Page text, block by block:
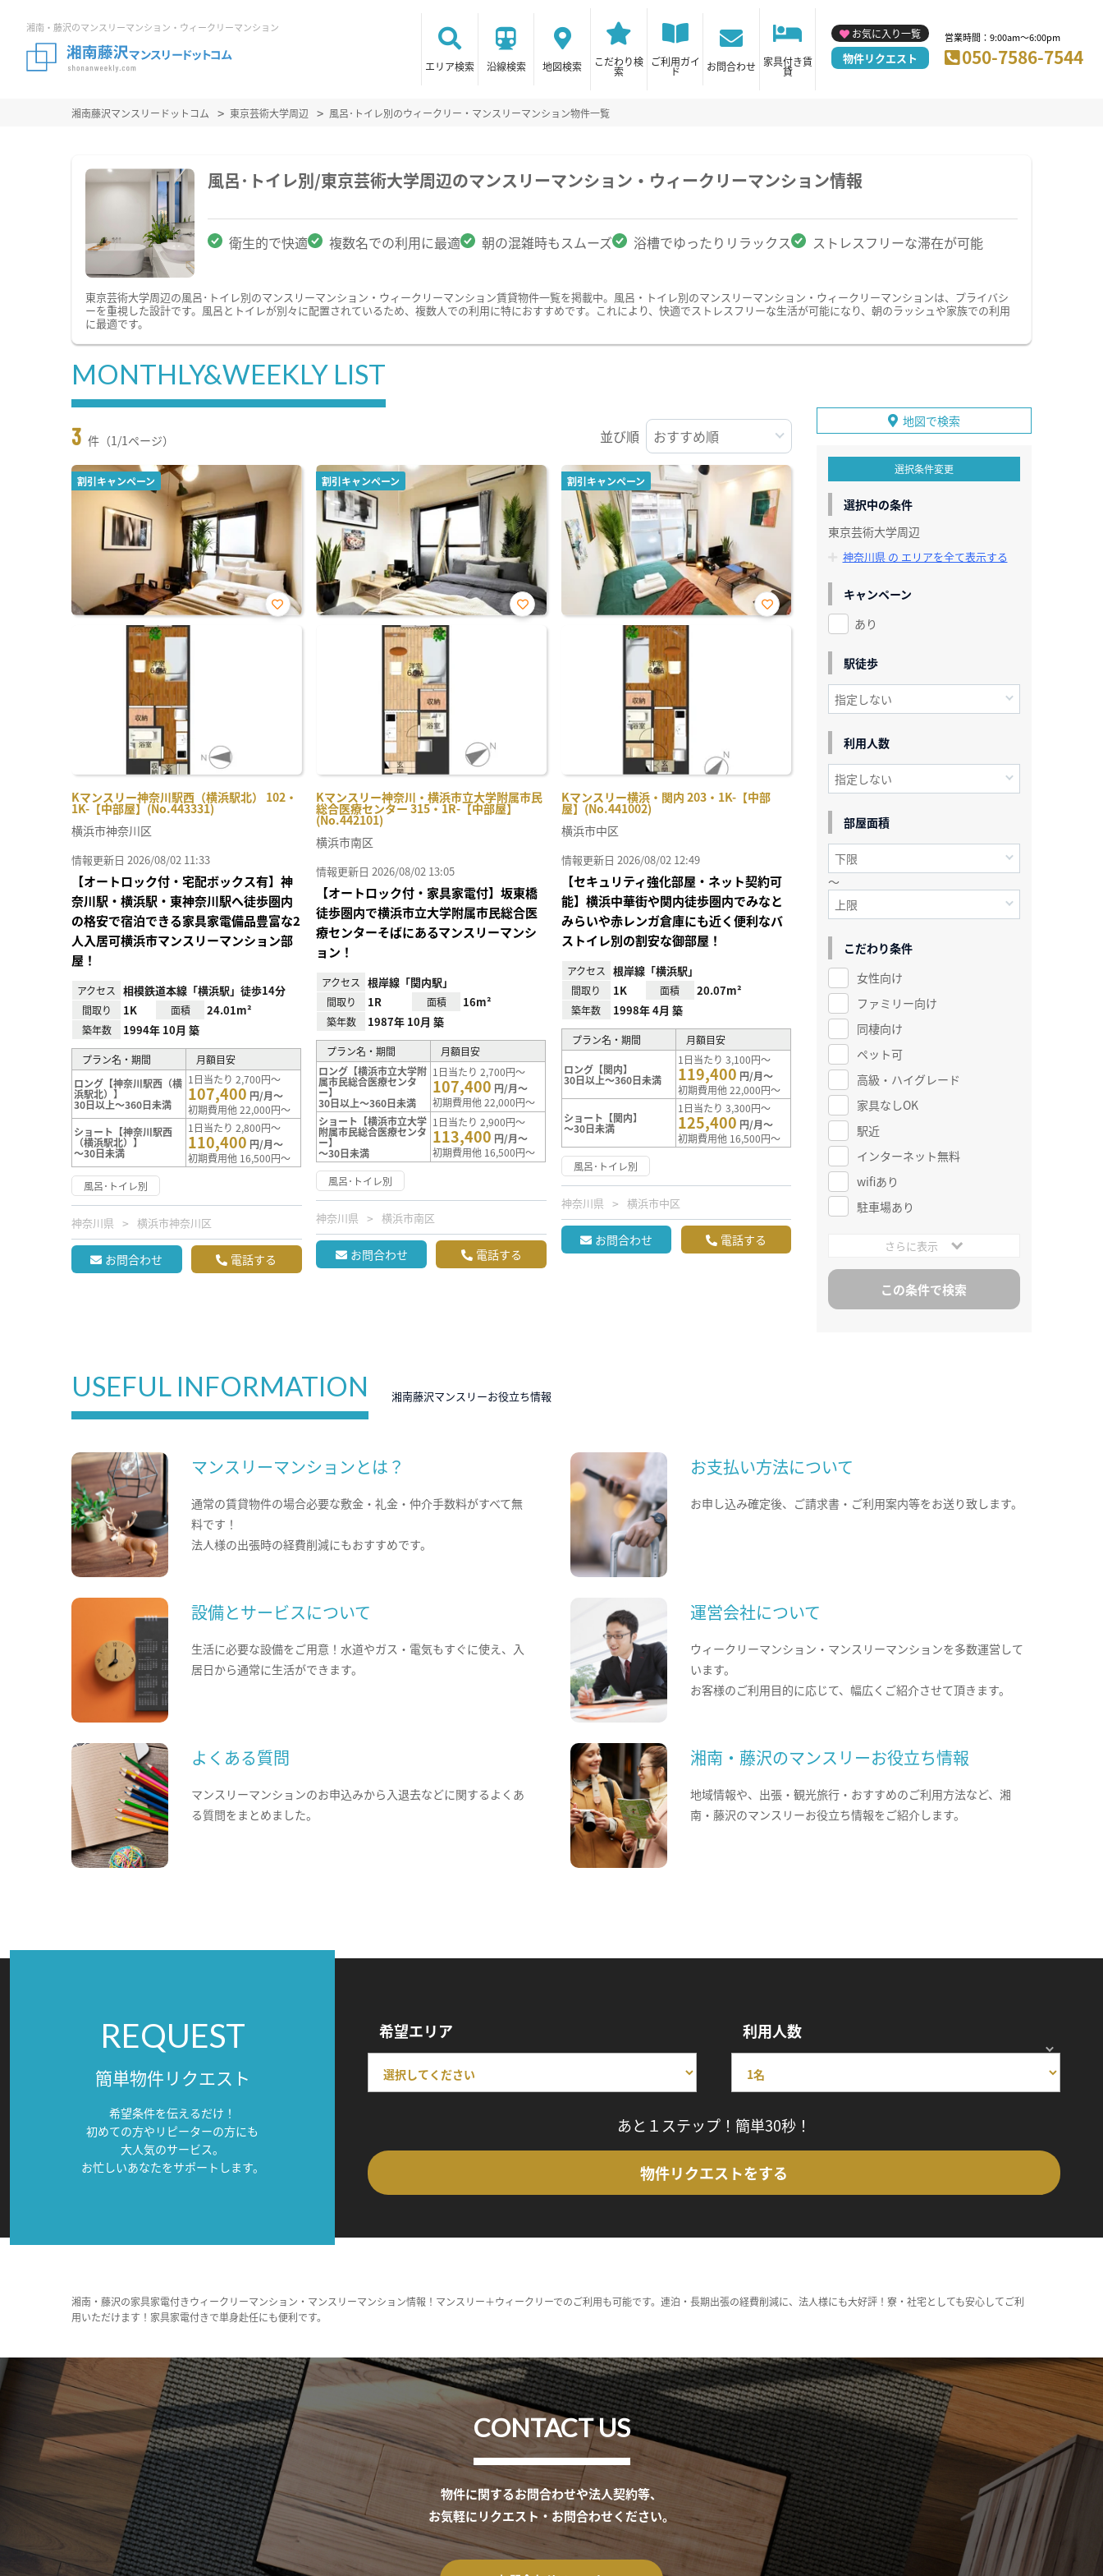
湘南・藤沢のマンスリーマンション・ウィークリーマンション
エリア検索 沿線検索 地図検索 こだわり検
索
ご利用ガイ
ド お問合わせ 家具付き賃
貸
お気に入り一覧
物件リクエスト
営業時間：9:00am～6:00pm
050-7586-7544
湘南藤沢マンスリードットコム 東京芸術大学周辺 風呂･トイレ別のウィークリー・マンスリーマンション物件一覧
風呂･トイレ別/東京芸術大学周辺のマンスリーマンション・ウィークリーマンション情報
衛生的で快適 複数名での利用に最適 朝の混雑時もスムーズ 浴槽でゆったりリラックス ストレスフリーな滞在が可能
東京芸術大学周辺の風呂･トイレ別のマンスリーマンション・ウィークリーマンション賃貸物件一覧を掲載中。風呂・トイレ別のマンスリーマンション・ウィークリーマンションは、プライバシ
ーを重視した設計です。風呂とトイレが別々に配置されているため、複数人での利用に特におすすめです。これにより、快適でストレスフリーな生活が可能になり、朝のラッシュや家族での利用
に最適です。
MONTHLY&WEEKLY LIST
3 件（1/1ページ） 並び順
割引キャンペーン
Kマンスリー神奈川駅西（横浜駅北） 102・
1K-【中部屋】(No.443331)
お気
横浜市神奈川区
情報更新日 2026/08/02 11:33
【オートロック付・宅配ボックス有】神
奈川駅・横浜駅・東神奈川駅へ徒歩圏内
の格安で宿泊できる家具家電備品豊富な2
人入居可横浜市マンスリーマンション部
屋！
アクセス 相模鉄道本線「横浜駅」徒歩14分
間取り 1K 面積 24.01m²
築年数 1994年 10月 築
プラン名・期間
月額目安
ロング【神奈川駅西（横
浜駅北）】
30日以上～360日未満
1日当たり 2,700円～
107,400 円/月～
初期費用他 22,000円～
ショート【神奈川駅西
（横浜駅北）】
～30日未満
1日当たり 2,800円～
110,400 円/月～
初期費用他 16,500円～
風呂･トイレ別
神奈川県 横浜市神奈川区
お問合わせ 電話する
割引キャンペーン
Kマンスリー神奈川・横浜市立大学附属市民
総合医療センター 315・1R-【中部屋】
(No.442101)
お気
横浜市南区
情報更新日 2026/08/02 13:05
【オートロック付・家具家電付】坂東橋
徒歩圏内で横浜市立大学附属市民総合医
療センターそばにあるマンスリーマンシ
ョン！
アクセス 根岸線「関内駅」
間取り 1R 面積 16m²
築年数 1987年 10月 築
プラン名・期間
月額目安
ロング【横浜市立大学附
属市民総合医療センタ
ー】
30日以上～360日未満
1日当たり 2,700円～
107,400 円/月～
初期費用他 22,000円～
ショート【横浜市立大学
附属市民総合医療センタ
ー】
～30日未満
1日当たり 2,900円～
113,400 円/月～
初期費用他 16,500円～
風呂･トイレ別
神奈川県 横浜市南区
お問合わせ 電話する
割引キャンペーン
Kマンスリー横浜・関内 203・1K-【中部
屋】(No.441002)
お気
横浜市中区
情報更新日 2026/08/02 12:49
【セキュリティ強化部屋・ネット契約可
能】横浜中華街や関内徒歩圏内でみなと
みらいや赤レンガ倉庫にも近く便利なバ
ストイレ別の割安な御部屋！
アクセス 根岸線「横浜駅」
間取り 1K 面積 20.07m²
築年数 1998年 4月 築
プラン名・期間 月額目安
ロング【関内】
30日以上～360日未満
1日当たり 3,100円～
119,400 円/月～
初期費用他 22,000円～
ショート【関内】
～30日未満
1日当たり 3,300円～
125,400 円/月～
初期費用他 16,500円～
風呂･トイレ別
神奈川県 横浜市中区
お問合わせ 電話する
地図で検索
選択条件変更
選択中の条件
東京芸術大学周辺
神奈川県 の エリアを全て表示する
キャンペーン
あり
駅徒歩
利用人数
部屋面積
～
こだわり条件
女性向け
ファミリー向け
同棲向け
ペット可
高級・ハイグレード
家具なしOK
駅近
インターネット無料
wifiあり
駐車場あり
さらに表示
USEFUL INFORMATION 湘南藤沢マンスリーお役立ち情報
マンスリーマンションとは？
通常の賃貸物件の場合必要な敷金・礼金・仲介手数料がすべて無
料です！
法人様の出張時の経費削減にもおすすめです。
お支払い方法について
お申し込み確定後、ご請求書・ご利用案内等をお送り致します。
設備とサービスについて
生活に必要な設備をご用意！水道やガス・電気もすぐに使え、入
居日から通常に生活ができます。
運営会社について
ウィークリーマンション・マンスリーマンションを多数運営して
います。
お客様のご利用目的に応じて、幅広くご紹介させて頂きます。
よくある質問
マンスリーマンションのお申込みから入退去などに関するよくあ
る質問をまとめました。
湘南・藤沢のマンスリーお役立ち情報
地域情報や、出張・観光旅行・おすすめのご利用方法など、湘
南・藤沢のマンスリーお役立ち情報をご紹介します。
REQUEST
簡単物件リクエスト
希望条件を伝えるだけ！
初めての方やリピーターの方にも
大人気のサービス。
お忙しいあなたをサポートします。
希望エリア 利用人数
あと１ステップ！簡単30秒！
物件リクエストをする
湘南・藤沢の家具家電付きウィークリーマンション・マンスリーマンション情報！マンスリー＋ウィークリーでのご利用も可能です。連泊・長期出張の経費削減に、法人様にも大好評！寮・社宅としても安心してご利
用いただけます！家具家電付きで単身赴任にも便利です。
CONTACT US
物件に関するお問合わせや法人契約等、
お気軽にリクエスト・お問合わせください。